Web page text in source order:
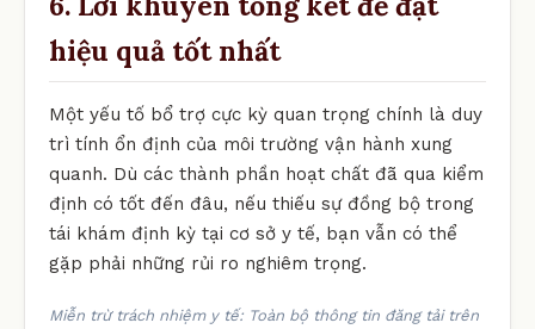
hiệu quả tốt nhất
Một yếu tố bổ trợ cực kỳ quan trọng chính là duy
trì tính ổn định của môi trường vận hành xung
quanh. Dù các thành phần hoạt chất đã qua kiểm
định có tốt đến đâu, nếu thiếu sự đồng bộ trong
tái khám định kỳ tại cơ sở y tế, bạn vẫn có thể
gặp phải những rủi ro nghiêm trọng.
Miễn trừ trách nhiệm y tế: Toàn bộ thông tin đăng tải trên